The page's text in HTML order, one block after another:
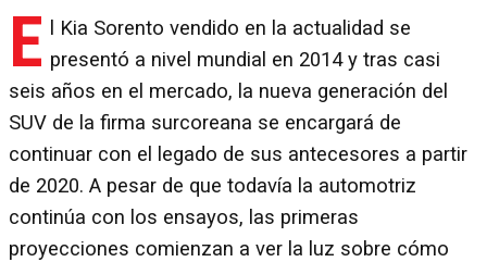
E
l Kia Sorento vendido en la actualidad se
presentó a nivel mundial en 2014 y tras casi
seis años en el mercado, la nueva generación del
SUV de la firma surcoreana se encargará de
continuar con el legado de sus antecesores a partir
de 2020. A pesar de que todavía la automotriz
continúa con los ensayos, las primeras
proyecciones comienzan a ver la luz sobre cómo